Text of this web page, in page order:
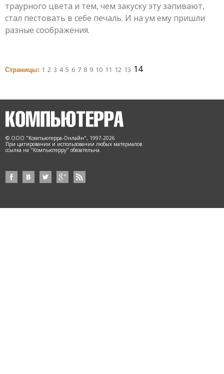
траурного цвета и тем, чем закуску эту запивают,
стал пестовать в себе печаль. И на ум ему пришли
разные соображения.
Страницы: 1 2 3 4 5 6 7 8 9 10 11 12 13 14
© ООО "Компьютерра-Онлайн", 1997-2026
При цитировании и использовании любых материалов
ссылка на "Компьютерру" обязательна.